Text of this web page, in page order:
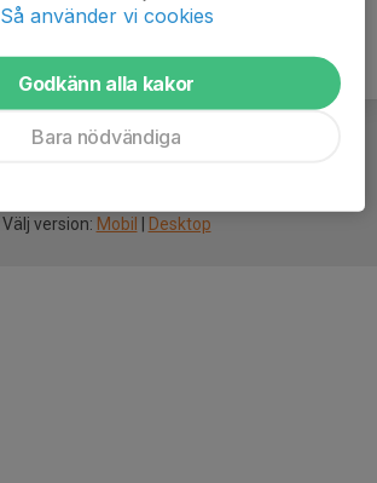
Välj version: Mobil Desktop
Så använder vi cookies
Godkänn alla kakor
Bara nödvändiga